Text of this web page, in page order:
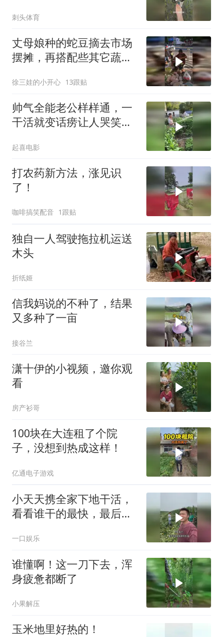
刺头体育
丈母娘种的蛇豆摘去市场
摆摊，再搭配些其它蔬
徐三娃的小开心 13跟贴
帅气全能老公样样通，一
干活就变话痨让人哭笑不
起喜电影
打农药新方法，涨见识
了！
咖啡搞笑配音 1跟贴
独自一人驾驶拖拉机运送
木头
折纸姬
信我妈说的不种了，结果
又多种了一亩
接谷兰
潇十伊的小视频，邀你观
看
房产衫哥
100块在大连租了个院
子，没想到热成这样！
亿通电子游戏
小天天携全家下地干活，
看看谁干的最快，最后结
一口娱乐
谁懂啊！这一刀下去，浑
身疲惫都断了
小果解压
玉米地里好热的！